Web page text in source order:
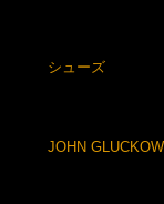
シューズ
JOHN GLUCKOW